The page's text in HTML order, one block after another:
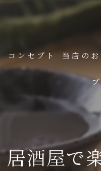
コンセプト 当店の
居酒屋で